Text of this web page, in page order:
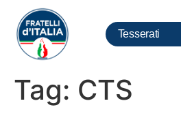
Tesserati
Tag: CTS